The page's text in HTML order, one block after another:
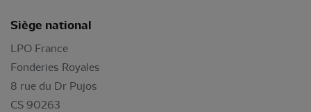
Siège national
LPO France
Fonderies Royales
8 rue du Dr Pujos
CS 90263